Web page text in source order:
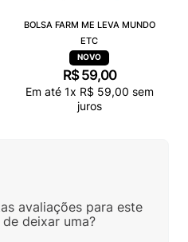
BOLSA FARM ME LEVA MUNDO
ETC
R$ 59,00
Em até 1x R$ 59,00 sem
juros
avaliações para este
deixar uma?